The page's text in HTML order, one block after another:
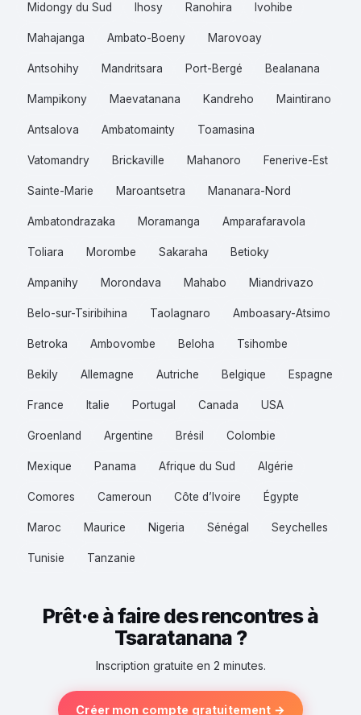
Midongy du Sud Ihosy Ranohira Ivohibe
Mahajanga Ambato-Boeny Marovoay
Antsohihy Mandritsara Port-Bergé Bealanana
Mampikony Maevatanana Kandreho Maintirano
Antsalova Ambatomainty Toamasina
Vatomandry Brickaville Mahanoro Fenerive-Est
Sainte-Marie Maroantsetra Mananara-Nord
Ambatondrazaka Moramanga Amparafaravola
Toliara Morombe Sakaraha Betioky
Ampanihy Morondava Mahabo Miandrivazo
Belo-sur-Tsiribihina Taolagnaro Amboasary-Atsimo
Betroka Ambovombe Beloha Tsihombe
Bekily Allemagne Autriche Belgique Espagne
France Italie Portugal Canada USA
Groenland Argentine Brésil Colombie
Mexique Panama Afrique du Sud Algérie
Comores Cameroun Côte d’Ivoire Égypte
Maroc Maurice Nigeria Sénégal Seychelles
Tunisie Tanzanie
Prêt·e à faire des rencontres à
Tsaratanana ?
Inscription gratuite en 2 minutes.
Créer mon compte gratuitement →